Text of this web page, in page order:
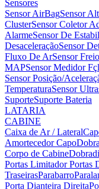
Sensores
Sensor AirBagSensor
ClusterSensor Coletor
AlarmeSensor De
DesaceleraçãoSensor
Fluxo De ArSensor
MAPSensor Medidor
Sensor Posição/
TemperaturaSensor
SuporteSuporte Bateria
LATARIA
CABINE
Caixa de Ar / Lateral
Amortecedor Capo
Corpo de Cabine
Portas Limitador Portas
TraseirasParabarro
Porta Dianteira Direita